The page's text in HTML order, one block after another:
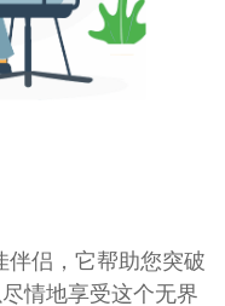
侣，它帮助您突破
情地享受这个无界